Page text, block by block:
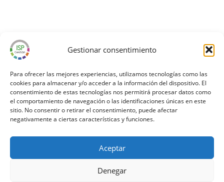
Gestionar consentimiento
Para ofrecer las mejores experiencias, utilizamos tecnologías como las
cookies para almacenar y/o acceder a la información del dispositivo. El
consentimiento de estas tecnologías nos permitirá procesar datos como
el comportamiento de navegación o las identificaciones únicas en este
sitio. No consentir o retirar el consentimiento, puede afectar
negativamente a ciertas características y funciones.
Aceptar
Denegar
envío de comunicaciones comerciales
Politica de Privacidad.*
¡ Regístrate GRATIS !